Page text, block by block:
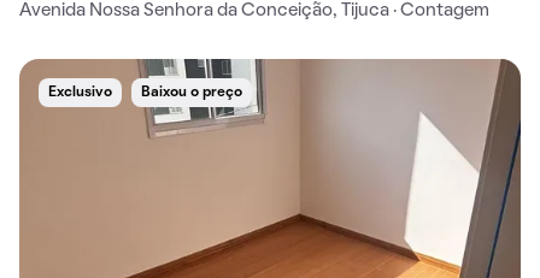
Avenida Nossa Senhora da Conceição, Tijuca · Contagem
Exclusivo Baixou o preço